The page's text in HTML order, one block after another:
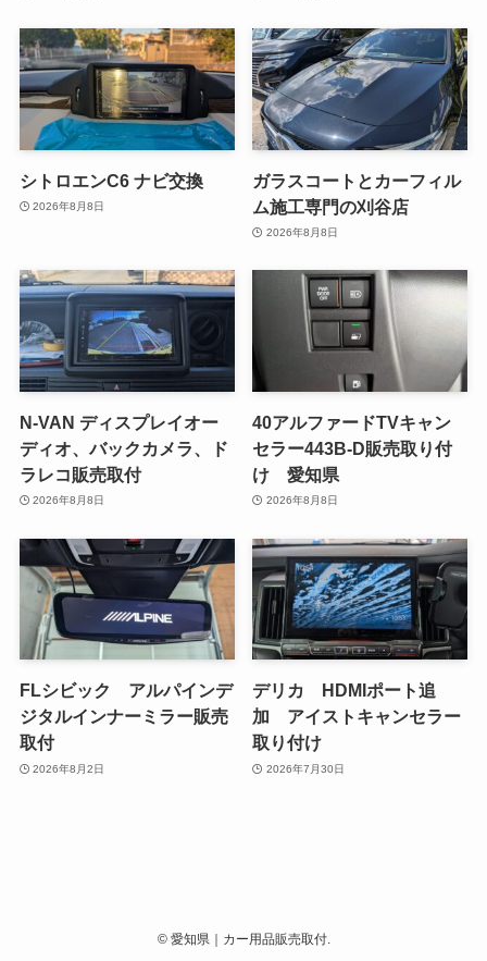
シトロエンC6 ナビ交換
2026年8月8日
ガラスコートとカーフィル
ム施工専門の刈谷店
2026年8月8日
N-VAN ディスプレイオー
ディオ、バックカメラ、ド
ラレコ販売取付
2026年8月8日
40アルファードTVキャン
セラー443B-D販売取り付
け 愛知県
2026年8月8日
FLシビック アルパインデ
ジタルインナーミラー販売
取付
2026年8月2日
デリカ HDMIポート追
加 アイストキャンセラー
取り付け
2026年7月30日
©愛知県｜カー用品販売取付.